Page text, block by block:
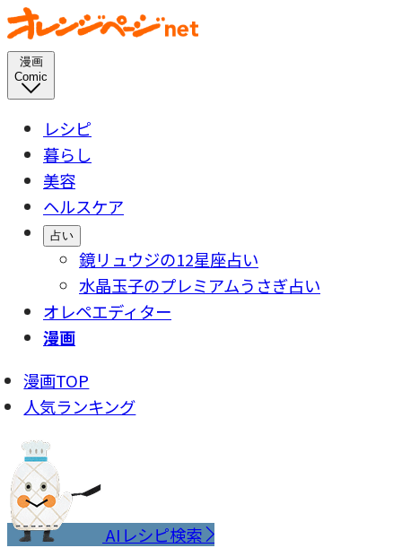
漫画
Comic
レシピ
暮らし
美容
ヘルスケア
占い
鏡リュウジの12星座占い
水晶玉子のプレミアムうさぎ占い
オレペエディター
漫画
漫画TOP
人気ランキング
AIレシピ検索